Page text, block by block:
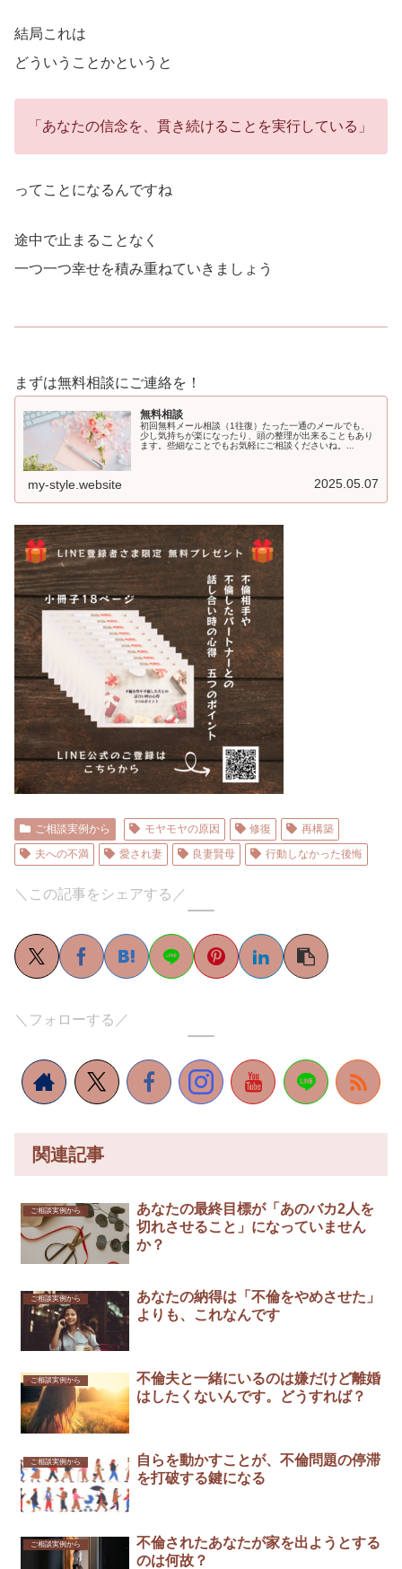
結局これは
どういうことかというと
「あなたの信念を、貫き続けることを実行している」
ってことになるんですね
途中で止まることなく
一つ一つ幸せを積み重ねていきましょう
まずは無料相談にご連絡を！
無料相談
初回無料メール相談（1往復）たった一通のメールでも、
少し気持ちが楽になったり、頭の整理が出来ることもあり
ます。些細なことでもお気軽にご相談くださいね。...
my-style.website 2025.05.07
ご相談実例から モヤモヤの原因 修復
再構築
夫への不満
愛され妻 良妻賢母 行動しなかった後悔
＼この記事をシェアする／
＼フォローする／
関連記事
ご相談実例から
あなたの最終目標が「あのバカ2人を
切れさせること」になっていません
か？
ご相談実例から
あなたの納得は「不倫をやめさせた」
よりも、これなんです
ご相談実例から
不倫夫と一緒にいるのは嫌だけど離婚
はしたくないんです。どうすれば？
ご相談実例から
自らを動かすことが、不倫問題の停滞
を打破する鍵になる
ご相談実例から
不倫されたあなたが家を出ようとする
のは何故？